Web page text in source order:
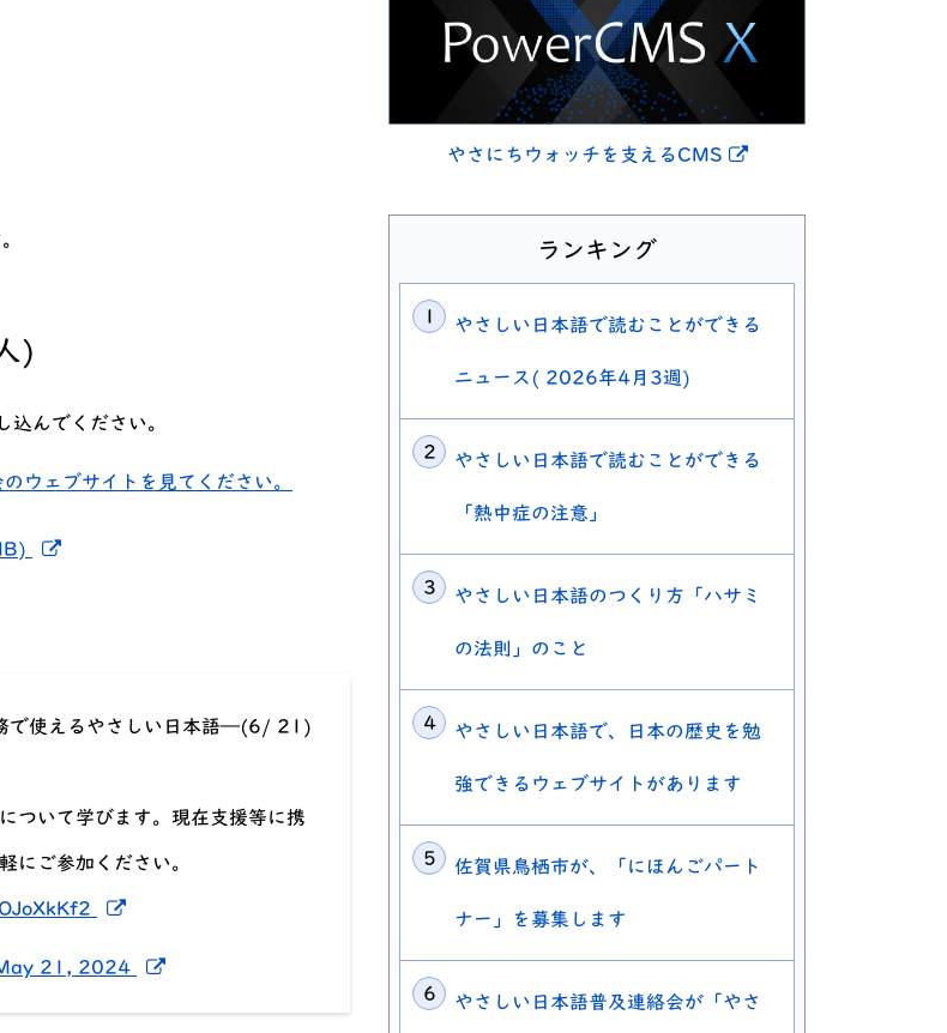
)
んでください。
ウェブサイトを見てください。
で使えるやさしい日本語―(6/ 21)
ついて学びます。現在支援等に携
にご参加ください。
クを開く
21, 2024 新しいウィンドウでリンクを開く
やさにちウォッチを支えるCMS 別ウィンドウで開きま
ランキング
やさしい日本語で読むことができる
ニュース( 2026年4月3週)
やさしい日本語で読むことができる
「熱中症の注意」
やさしい日本語のつくり方「ハサミ
の法則」のこと
やさしい日本語で、日本の歴史を勉
強できるウェブサイトがあります
佐賀県鳥栖市が、「にほんごパート
ナー」を募集します
やさしい日本語普及連絡会が「やさ